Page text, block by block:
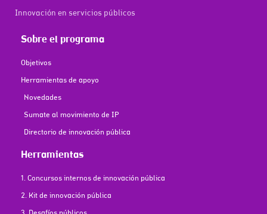
Innovación en servicios públicos
Sobre el programa
Objetivos
Herramientas de apoyo
Novedades
Sumate al movimiento de IP
Directorio de innovación pública
Herramientas
1. Concursos internos de innovación pública
2. Kit de innovación pública